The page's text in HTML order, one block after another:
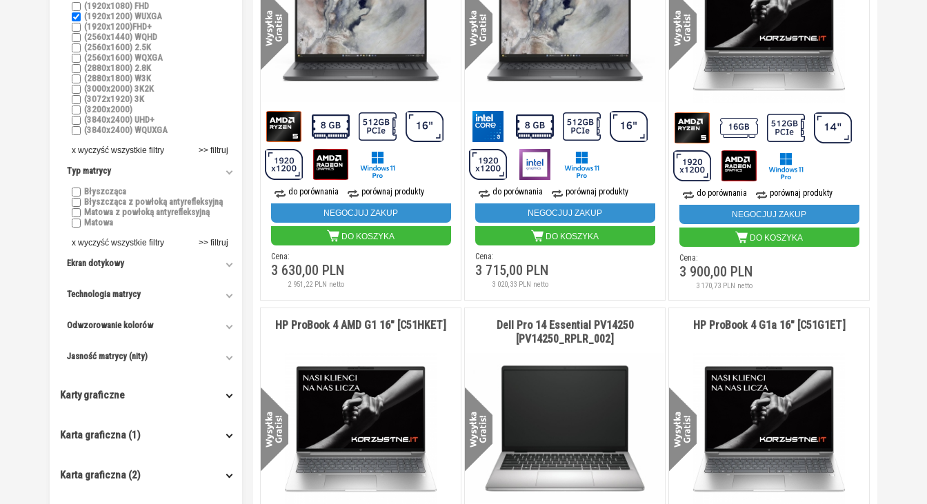
(1920x1080) FHD
(1920x1200) WUXGA
(1920x1200)FHD+
(2560x1440) WQHD
(2560x1600) 2.5K
(2560x1600) WQXGA
(2880x1800) 2.8K
(2880x1800) W3K
(3000x2000) 3K2K
(3072x1920) 3K
(3200x2000)
(3840x2400) UHD+
(3840x2400) WQUXGA
x wyczyść wszystkie filtry
Typ matrycy
Błyszcząca
Błyszcząca z powłoką antyrefleksyjną
Matowa z powłoką antyrefleksyjną
Matowa
x wyczyść wszystkie filtry
Ekran dotykowy
Technologia matrycy
Odwzorowanie kolorów
Jasność matrycy (nity)
Karty graficzne
Karta graficzna (1)
Karta graficzna (2)
do porównania porównaj produkty
NEGOCJUJ ZAKUP
DO KOSZYKA
Cena:
3 630,00 PLN
2 951,22 PLN netto
do porównania porównaj produkty
NEGOCJUJ ZAKUP
DO KOSZYKA
Cena:
3 715,00 PLN
3 020,33 PLN netto
do porównania porównaj produkty
NEGOCJUJ ZAKUP
DO KOSZYKA
Cena:
3 900,00 PLN
3 170,73 PLN netto
HP ProBook 4 AMD G1 16" [C51HKET]
Dell Pro 14 Essential PV14250
[PV14250_RPLR_002]
HP ProBook 4 G1a 16" [C51G1ET]